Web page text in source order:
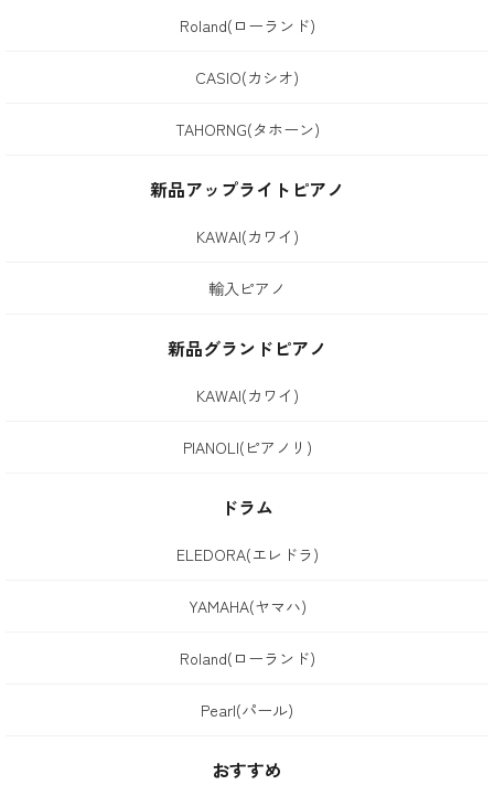
Roland(ローランド)
CASIO(カシオ)
TAHORNG(タホーン)
新品アップライトピアノ
KAWAI(カワイ)
輸入ピアノ
新品グランドピアノ
KAWAI(カワイ)
PIANOLI(ピアノリ)
ドラム
ELEDORA(エレドラ)
YAMAHA(ヤマハ)
Roland(ローランド)
Pearl(パール)
おすすめ